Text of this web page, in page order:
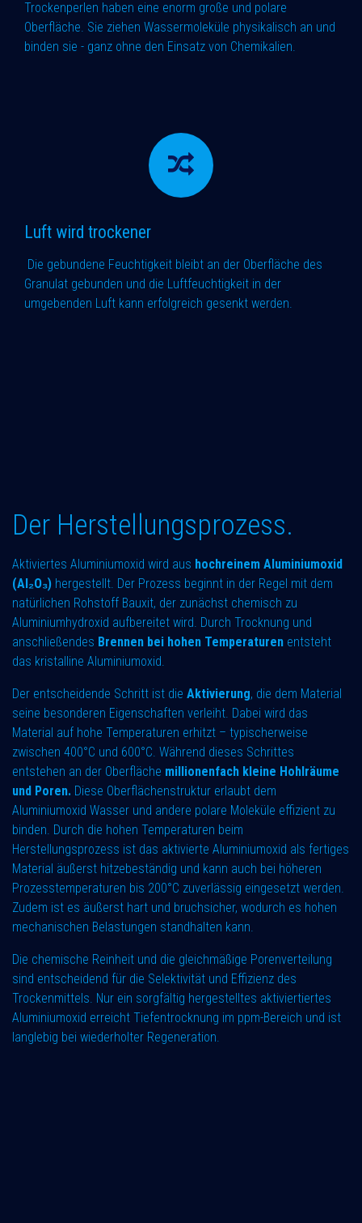
Trockenperlen haben eine enorm große und polare
Oberfläche. Sie ziehen Wassermoleküle physikalisch an und
binden sie - ganz ohne den Einsatz von Chemikalien.
Luft wird trockener
Die gebundene Feuchtigkeit bleibt an der Oberfläche des
Granulat gebunden und die Luftfeuchtigkeit in der
umgebenden Luft kann erfolgreich gesenkt werden.
Der Herstellungsprozess.
Aktiviertes Aluminiumoxid wird aus hochreinem Aluminiumoxid
(Al₂O₃) hergestellt. Der Prozess beginnt in der Regel mit dem
natürlichen Rohstoff Bauxit, der zunächst chemisch zu
Aluminiumhydroxid aufbereitet wird. Durch Trocknung und
anschließendes Brennen bei hohen Temperaturen entsteht
das kristalline Aluminiumoxid.
Der entscheidende Schritt ist die Aktivierung, die dem Material
seine besonderen Eigenschaften verleiht. Dabei wird das
Material auf hohe Temperaturen erhitzt – typischerweise
zwischen 400°C und 600°C. Während dieses Schrittes
entstehen an der Oberfläche millionenfach kleine Hohlräume
und Poren. Diese Oberflächenstruktur erlaubt dem
Aluminiumoxid Wasser und andere polare Moleküle effizient zu
binden. Durch die hohen Temperaturen beim
Herstellungsprozess ist das aktivierte Aluminiumoxid als fertiges
Material äußerst hitzebeständig und kann auch bei höheren
Prozesstemperaturen bis 200°C zuverlässig eingesetzt werden.
Zudem ist es äußerst hart und bruchsicher, wodurch es hohen
mechanischen Belastungen standhalten kann.
Die chemische Reinheit und die gleichmäßige Porenverteilung
sind entscheidend für die Selektivität und Effizienz des
Trockenmittels. Nur ein sorgfältig hergestelltes aktiviertiertes
Aluminiumoxid erreicht Tiefentrocknung im ppm-Bereich und ist
langlebig bei wiederholter Regeneration.